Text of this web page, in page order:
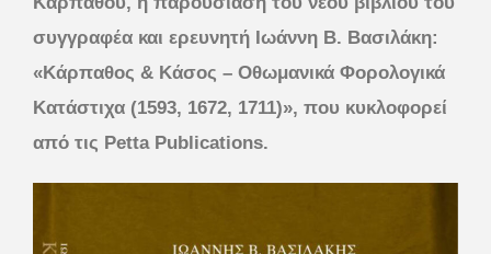
συγγραφέα και ερευνητή Ιωάννη Β. Βασιλάκη:
«Κάρπαθος & Κάσος – Οθωμανικά Φορολογικά
Κατάστιχα (1593, 1672, 1711)», που κυκλοφορεί
από τις Petta Publications.